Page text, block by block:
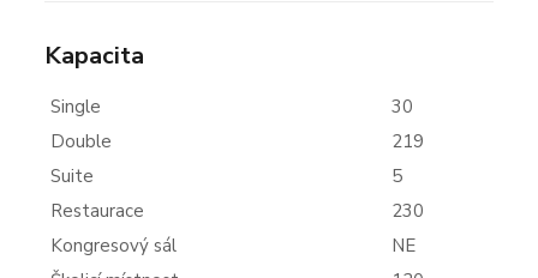
Kapacita
Single
30
Double
219
Suite
5
Restaurace
230
Kongresový sál
NE